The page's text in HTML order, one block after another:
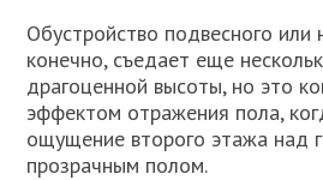
Обустройство подвесного или
конечно, съедает еще
драгоценной высоты, но это
эффектом отражения пола,
ощущение второго этажа над
прозрачным полом.